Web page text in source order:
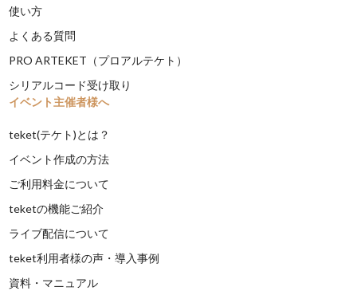
使い方
よくある質問
PRO ARTEKET（プロアルテケト）
シリアルコード受け取り
イベント主催者様へ
teket(テケト)とは？
イベント作成の方法
ご利用料金について
teketの機能ご紹介
ライブ配信について
teket利用者様の声・導入事例
資料・マニュアル